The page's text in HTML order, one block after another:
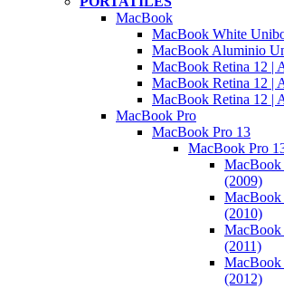
MacBook
MacBook White
MacBook Aluminio
MacBook Retina 12 |
MacBook Retina 12 |
MacBook Retina 12 |
MacBook Pro
MacBook Pro 13
MacBook Pro
MacBook
(2009)
MacBook
(2010)
MacBook
(2011)
MacBook
(2012)